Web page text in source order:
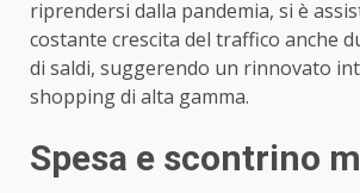
riprendersi dalla pandemia, si è
costante crescita del traffico anche
di saldi, suggerendo un rinnovato
shopping di alta gamma.
Spesa e scontrino